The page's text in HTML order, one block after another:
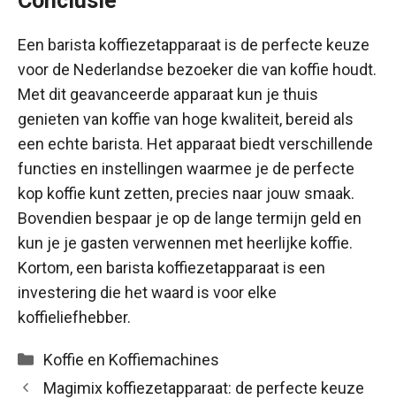
Een barista koffiezetapparaat is de perfecte keuze
voor de Nederlandse bezoeker die van koffie houdt.
Met dit geavanceerde apparaat kun je thuis
genieten van koffie van hoge kwaliteit, bereid als
een echte barista. Het apparaat biedt verschillende
functies en instellingen waarmee je de perfecte
kop koffie kunt zetten, precies naar jouw smaak.
Bovendien bespaar je op de lange termijn geld en
kun je je gasten verwennen met heerlijke koffie.
Kortom, een barista koffiezetapparaat is een
investering die het waard is voor elke
koffieliefhebber.
Categorieën
Koffie en Koffiemachines
Magimix koffiezetapparaat: de perfecte keuze